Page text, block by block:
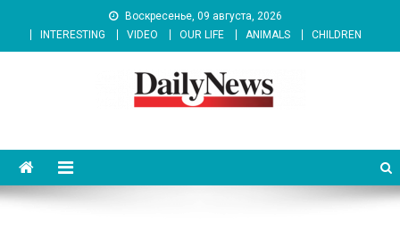
content
Воскресенье, 09 августа, 2026
INTERESTING
VIDEO OUR LIFE ANIMALS CHILDREN